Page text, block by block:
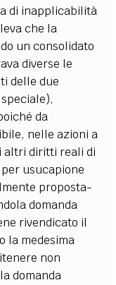
di inapplicabilità
che la
un consolidato
diverse le
delle due
da
nelle azioni a
altri diritti reali di
usucapione
proposta-
domanda
rivendicato il
la medesima
non
domanda